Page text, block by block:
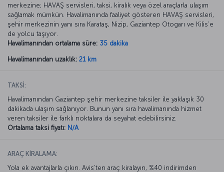
merkezine; HAVAŞ servisleri, taksi, kiralık veya özel araçlarla ulaşım
sağlamak mümkün. Havalimanında faaliyet gösteren HAVAŞ servisleri,
şehir merkezinin yanı sıra Karataş, Nizip, Gaziantep Otogarı ve Kilis’e
de yolcu taşıyor.
Havalimanından ortalama süre: 35 dakika
Havalimanından uzaklık: 21 km
TAKSİ:
Havalimanından Gaziantep şehir merkezine taksiler ile yaklaşık 30
dakikada ulaşım sağlanıyor. Bunun yanı sıra havalimanında hizmet
veren taksiler ile farklı noktalara da seyahat edebilirsiniz.
Ortalama taksi fiyatı: N/A
ARAÇ KİRALAMA:
Yola ek avantajlarla çıkın. Avis’ten araç kiralayın, %40 indirimden